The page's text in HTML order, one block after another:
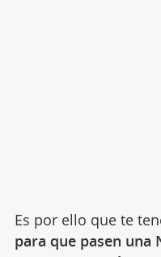
Es por ello que te
para que pasen una